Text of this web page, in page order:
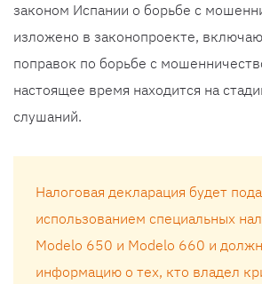
законом Испании о борьбе с
изложено в законопроекте,
поправок по борьбе с
настоящее время находится на
слушаний.
Налоговая декларация будет
использованием специальных
Modelo 650 и Modelo 660 и
информацию о тех, кто владел